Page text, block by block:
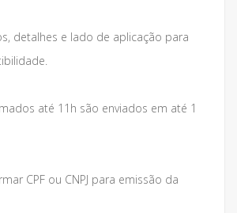
detalhes e lado de aplicação para
até 11h são enviados em até 1
CPF ou CNPJ para emissão da